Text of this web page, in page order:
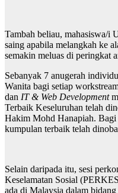
Tambah beliau, mahasiswa/i
saing apabila melangkah ke
semakin meluas di peringkat
Sebanyak 7 anugerah
Wanita bagi setiap
dan IT & Web Development
Terbaik Keseluruhan telah
Hakim Mohd Hanapiah.
kumpulan terbaik telah
Selain daripada itu, sesi
Keselamatan Sosial
ada di Malaysia dalam